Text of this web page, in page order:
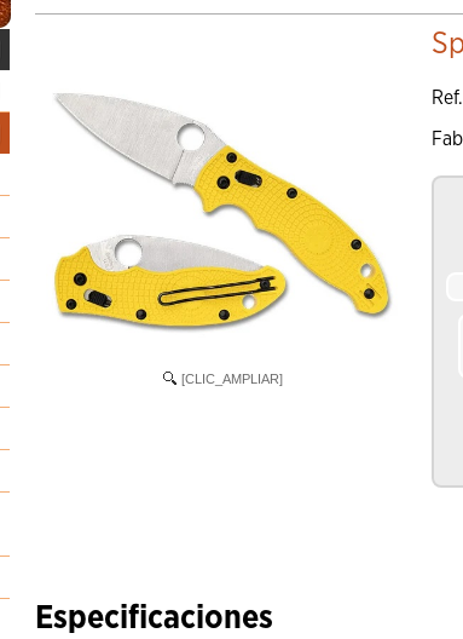
[CLIC_AMPLIAR]
Especificaciones